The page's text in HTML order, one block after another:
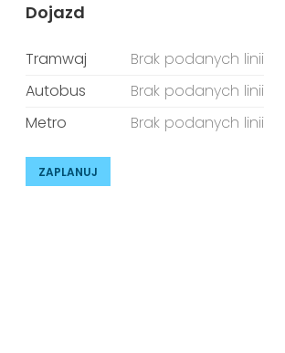
Dojazd
Tramwaj
Brak podanych linii
Autobus
Brak podanych linii
Metro
Brak podanych linii
ZAPLANUJ